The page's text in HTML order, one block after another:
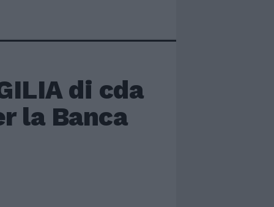
di cda
la Banca